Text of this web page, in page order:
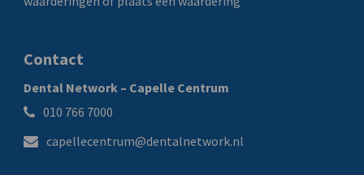
Contact
Dental Network – Capelle Centrum
010 766 7000
capellecentrum@dentalnetwork.nl